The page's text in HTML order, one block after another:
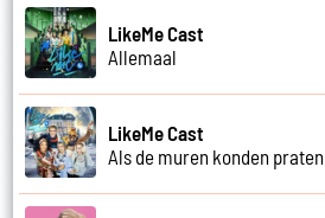
LikeMe Cast
Allemaal
LikeMe Cast
Als de muren konden praten